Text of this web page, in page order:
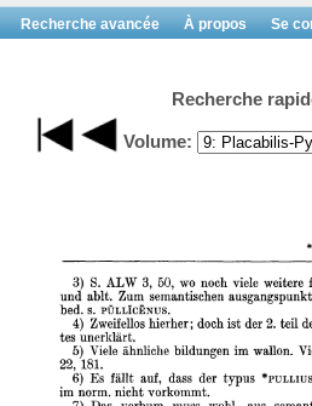
Recherche avancée À propos Se
Recherche
Volume: